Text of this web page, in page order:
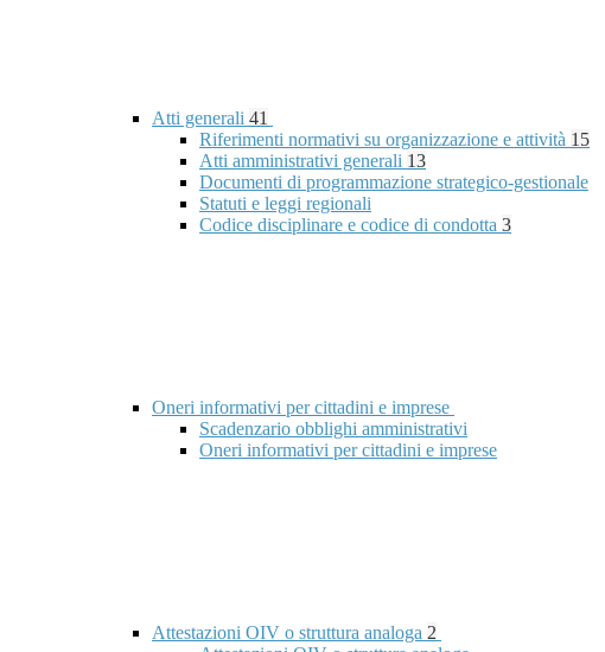
Atti generali 41
Riferimenti normativi su organizzazione e attività 15
Atti amministrativi generali 13
Documenti di programmazione strategico-gestionale
Statuti e leggi regionali
Codice disciplinare e codice di condotta 3
Oneri informativi per cittadini e imprese
Scadenzario obblighi amministrativi
Oneri informativi per cittadini e imprese
Attestazioni OIV o struttura analoga 2